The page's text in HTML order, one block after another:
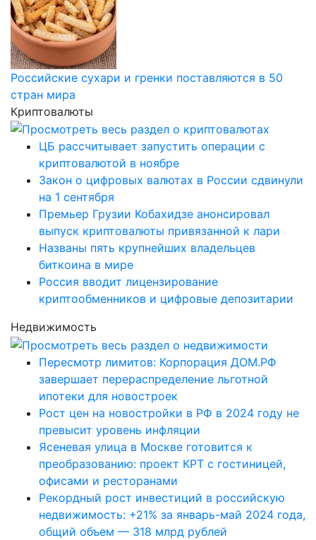
Российские сухари и гренки поставляются в 50
стран мира
Криптовалюты
ЦБ рассчитывает запустить операции с
криптовалютой в ноябре
Закон о цифровых валютах в России сдвинули
на 1 сентября
Премьер Грузии Кобахидзе анонсировал
выпуск криптовалюты привязанной к лари
Названы пять крупнейших владельцев
биткоина в мире
Россия вводит лицензирование
криптообменников и цифровые депозитарии
Недвижимость
Пересмотр лимитов: Корпорация ДОМ.РФ
завершает перераспределение льготной
ипотеки для новостроек
Рост цен на новостройки в РФ в 2024 году не
превысит уровень инфляции
Ясеневая улица в Москве готовится к
преобразованию: проект КРТ с гостиницей,
офисами и ресторанами
Рекордный рост инвестиций в российскую
недвижимость: +21% за январь-май 2024 года,
общий объем — 318 млрд рублей